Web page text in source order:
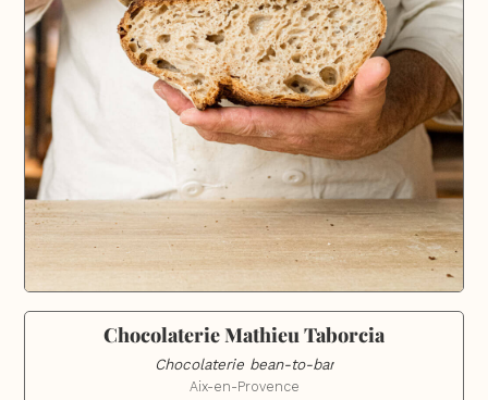
Chocolaterie Mathieu Taborcia
Chocolaterie bean-to-bar
Aix-en-Provence